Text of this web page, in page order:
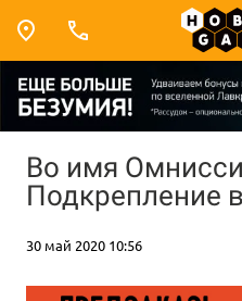
Во имя
Подкрепление
30 май 2020 10:56